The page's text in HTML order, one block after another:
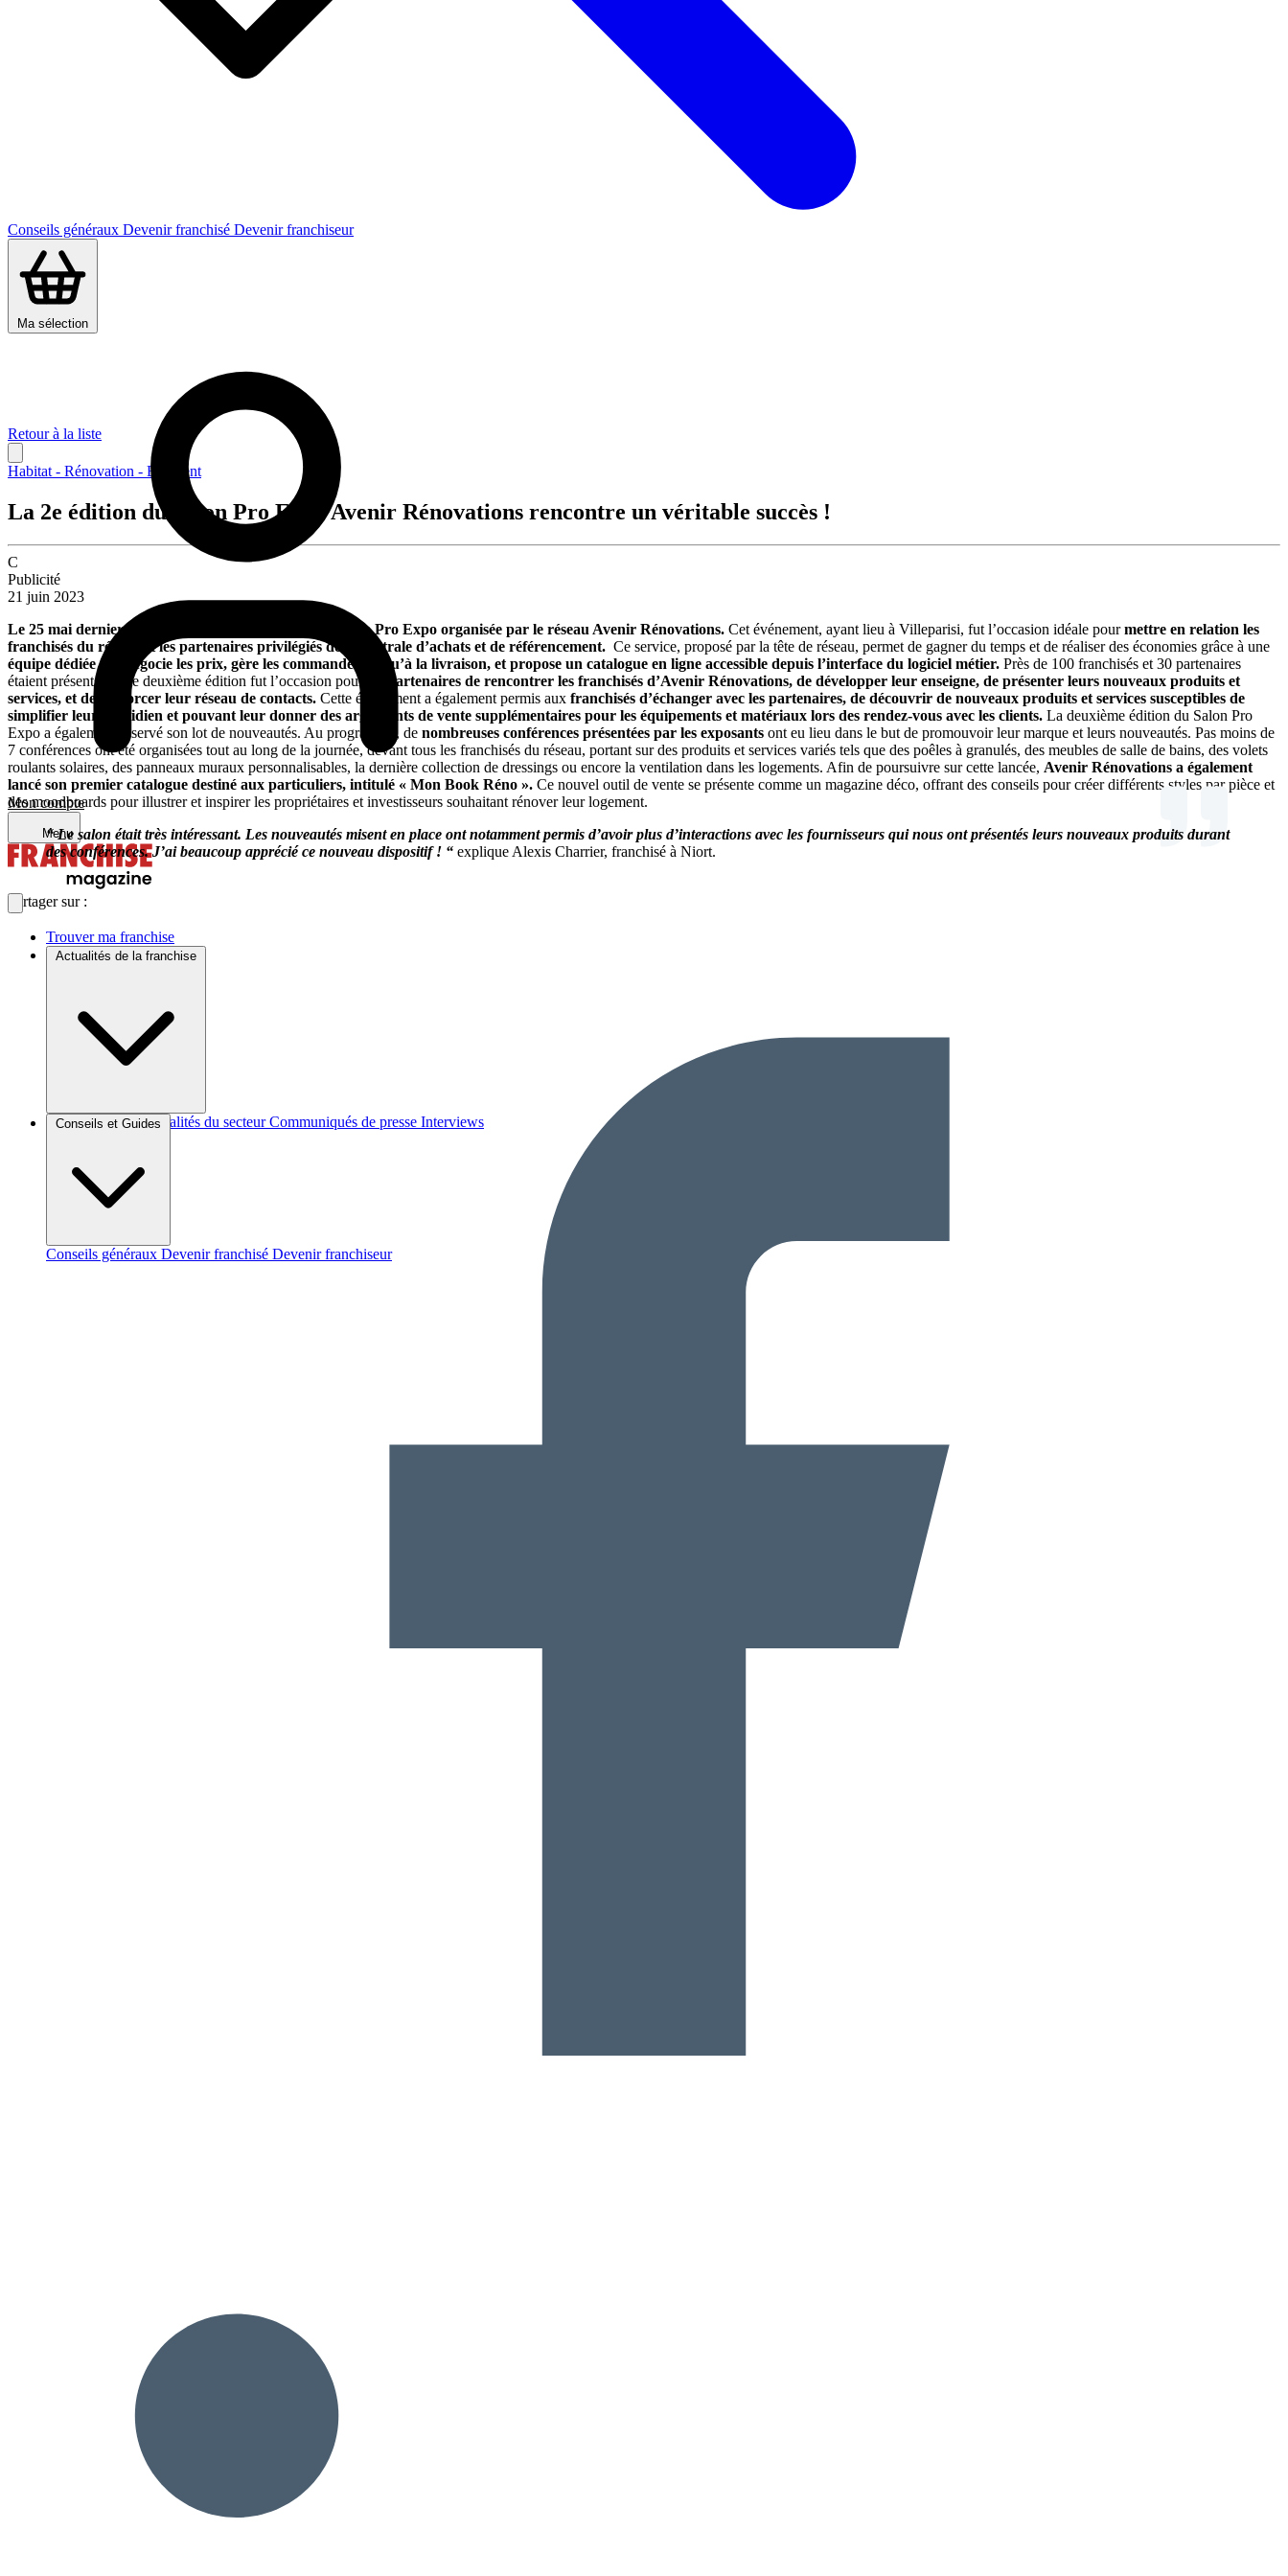
Conseils généraux Devenir franchisé Devenir franchiseur
Ma sélection
Mon compte
Menu
Trouver ma franchise
Actualités de la franchise
Brèves et actus Actualités du secteur Communiqués de presse Interviews
Conseils et Guides
Conseils généraux Devenir franchisé Devenir franchiseur
Retour à la liste
Habitat - Rénovation - Bâtiment
La 2e édition du Salon Pro Expo Avenir Rénovations rencontre un véritable succès !
C
Publicité
21 juin 2023
Le 25 mai dernier a eu lieu la deuxième édition du Salon Pro Expo organisée par le réseau Avenir Rénovations. Cet événement, ayant lieu à Villeparisi, fut l’occasion idéale pourmettre en relation les
franchisés du réseau et les partenaires privilégiés de la centrale d’achats et de référencement. Ce service, proposé par la tête de réseau, permet de gagner du temps et de réaliser des économies grâce à une
équipe dédiée qui négocie les prix, gère les commandes jusqu’à la livraison, et propose un catalogue en ligne accessible depuis l’interface du logiciel métier. Près de 100 franchisés et 30 partenaires
étaient présents. Cette deuxième édition fut l’occasion pour les
partenaires de rencontrer les franchisés d’Avenir Rénovations, de développer leur enseigne, de présenter leurs nouveaux produits et
services, et de renforcer leur réseau de contacts. Cette événement a également permis aux franchisés d’échanger avec les partenaires, de découvrir de nouveaux produits et services susceptibles de
simplifier leur quotidien et pouvant leur donner des arguments de vente supplémentaires pour les équipements et matériaux lors des rendez-vous avec les clients. La deuxième édition du Salon Pro
Expo a également réservé son lot de nouveautés. Au programme, de nombreuses conférences présentées par les exposants ont eu lieu dans le but de promouvoir leur marque et leurs nouveautés. Pas moins de
7 conférences ont été organisées tout au long de la journée, devant tous les franchisés du réseau, portant sur des produits et services variés tels que des poêles à granulés, des meubles de salle de bains, des volets
roulants solaires, des panneaux muraux personnalisables, la dernière collection de dressings ou encore la ventilation dans les logements. Afin de poursuivre sur cette lancée, Avenir Rénovations a également
lancé son premier catalogue destiné aux particuliers, intitulé « Mon Book Réno ». Ce nouvel outil de vente se présente comme un magazine déco, offrant des conseils pour créer différents styles par pièce et
des moodboards pour illustrer et inspirer les propriétaires et investisseurs souhaitant rénover leur logement.
“ Le salon était très intéressant. Les nouveautés misent en place ont notamment permis d’avoir plus d’interactions avec les fournisseurs qui nous ont présentés leurs nouveaux produits durant
des conférences. J’ai beaucoup apprécié ce nouveau dispositif ! “ explique Alexis Charrier, franchisé à Niort.
Partager sur :